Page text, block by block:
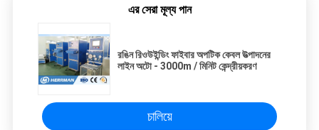
এর সেরা মূল্য পান
রঙিন রিওউইন্ডিং ফাইবার অপটিক কেবল উত্পাদনের
লাইন অটো - 3000m / মিনিট কেন্দ্রীয়করণ
চালিয়ে